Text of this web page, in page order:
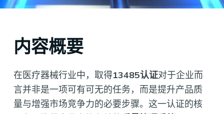
内容概要
在医疗器械行业中，取得13485认证对于企业而
言并非是一项可有可无的任务，而是提升产品质
量与增强市场竞争力的必要步骤。这一认证的核